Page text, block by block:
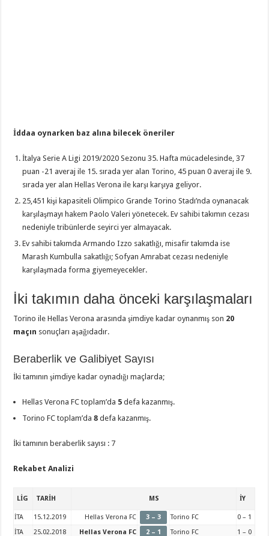
İddaa oynarken baz alına bilecek öneriler
İtalya Serie A Ligi 2019/2020 Sezonu 35. Hafta mücadelesinde, 37
puan -21 averaj ile 15. sırada yer alan Torino, 45 puan 0 averaj ile 9.
sırada yer alan Hellas Verona ile karşı karşıya geliyor.
25,451 kişi kapasiteli Olimpico Grande Torino Stadı’nda oynanacak
karşılaşmayı hakem Paolo Valeri yönetecek. Ev sahibi takımın cezası
nedeniyle tribünlerde seyirci yer almayacak.
Ev sahibi takımda Armando Izzo sakatlığı, misafir takımda ise
Marash Kumbulla sakatlığı; Sofyan Amrabat cezası nedeniyle
karşılaşmada forma giyemeyecekler.
İki takımın daha önceki karşılaşmaları
Torino ile Hellas Verona arasında şimdiye kadar oynanmış son 20
maçın sonuçları aşağıdadır.
Beraberlik ve Galibiyet Sayısı
İki tamının şimdiye kadar oynadığı maçlarda;
Hellas Verona FC toplam’da 5 defa kazanmış.
Torino FC toplam’da8 defa kazanmış.
İki tamının beraberlik sayısı : 7
Rekabet Analizi
LİG TARİH MS İY
İTA 15.12.2019 Hellas Verona FC 3 – 3 Torino FC
0 – 1
İTA
25.02.2018 Hellas Verona FC 2 – 1 Torino FC 1 – 0